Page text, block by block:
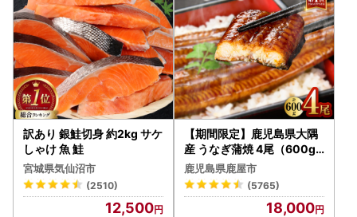
訳あり 銀鮭切身 約2kg サケ
しゃけ 魚 鮭
宮城県気仙沼市
(2510)
12,500
【期間限定】鹿児島県大隅
産 うなぎ蒲焼 4尾（600g
） KN007-004-04-cp18
うなぎ 鰻 魚 惣菜 総菜
鹿児島県鹿屋市
(5765)
18,000